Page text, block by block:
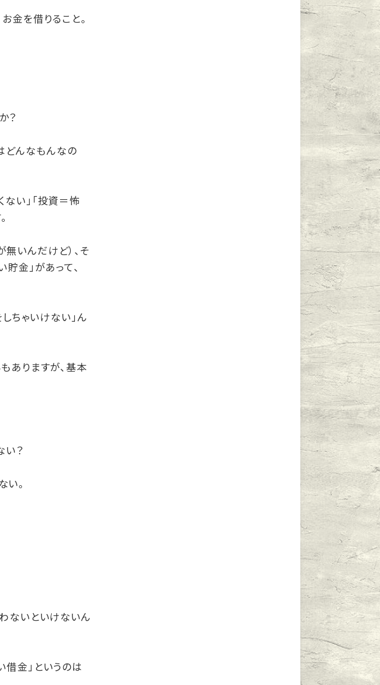
金を借りること。
？
どんなもんなの
ない」「投資＝怖
いんだけど）、そ
貯金」があって、
しちゃいけない」ん
ありますが、基本
い？
い。
ないといけないん
借金」というのは